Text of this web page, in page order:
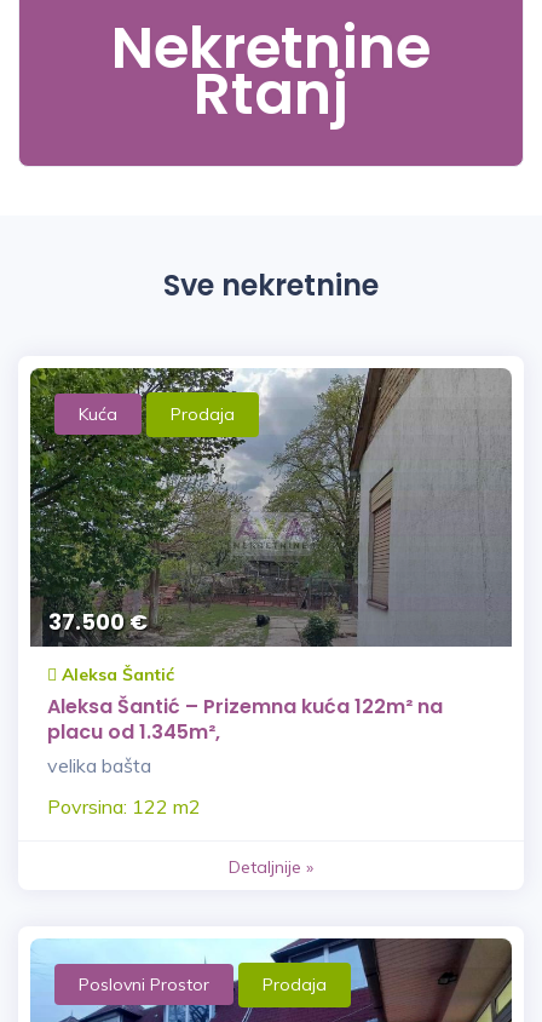
Nekretnine
Rtanj
Sve nekretnine
Kuća Prodaja
37.500 €
Aleksa Šantić
Aleksa Šantić – Prizemna kuća 122m² na
placu od 1.345m²,
velika bašta
Povrsina: 122 m2
Detaljnije »
Poslovni Prostor Prodaja